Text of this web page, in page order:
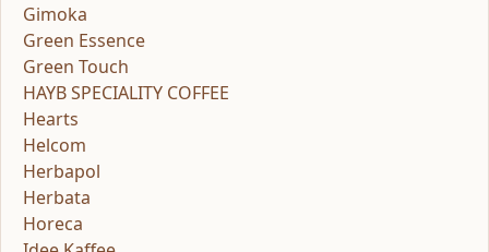
Gimoka
Green Essence
Green Touch
HAYB SPECIALITY COFFEE
Hearts
Helcom
Herbapol
Herbata
Horeca